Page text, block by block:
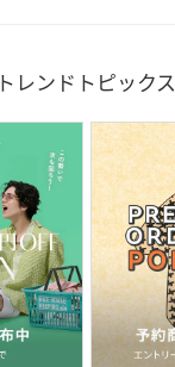
トレンドトピックス